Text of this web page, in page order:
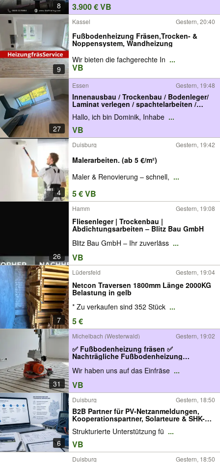
8 3.900 € VB
9
Kassel Gestern, 20:40
Fußbodenheizung Fräsen,Trocken- &
Noppensystem, Wandheizung
Wir bieten die fachgerechte In ...
VB
27
Essen Gestern, 19:48
Innenausbau / Trockenbau / Bodenleger/
Laminat verlegen / spachtelarbeiten /
vorsatzschalen / Renovierung / Decke
abhängen / Vinyl verlegen / Tapezieren /
Streichen / Türen einbau / Zargen
einbauen
Hallo, ich bin Dominik, Inhabe ...
VB
4
Duisburg Gestern, 19:42
Malerarbeiten. (ab 5 €/m²)
Maler & Renovierung – schnell, ...
5 € VB
26
Hamm Gestern, 19:08
Fliesenleger | Trockenbau |
Abdichtungsarbeiten – Blitz Bau GmbH
Blitz Bau GmbH – Ihr zuverläss ...
VB
7
Lüdersfeld Gestern, 19:04
Netcon Traversen 1800mm Länge 2000KG
Belastung in gelb
* Zu verkaufen sind 352 Stück ...
5 €
31
Michelbach (Westerwald) Gestern, 19:02
✅ Fußbodenheizung fräsen ✅
Nachträgliche Fußbodenheizung
einfräsen ✅ Fußbodenheizung
nachrüsten
Wir haben uns auf das Einfräse ...
VB
6
Duisburg Gestern, 18:50
B2B Partner für PV-Netzanmeldungen,
Kooperationspartner, Solarteure & SHK-
Betriebe, Netzbetreiber-Kommunikation,
PV-Anmeldeservice, bundesweite
Abwicklung
Strukturierte Unterstützung fü ...
VB
Duisburg Gestern, 18:50